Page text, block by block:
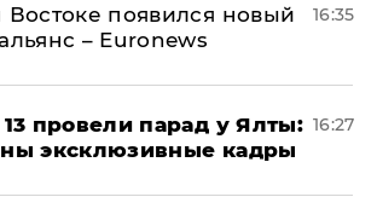
появился новый
– Euronews
16:35
провели парад у Ялты:
эксклюзивные кадры
16:27